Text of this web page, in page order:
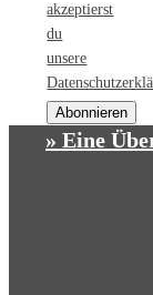
akzeptierst
du
unsere
» Eine